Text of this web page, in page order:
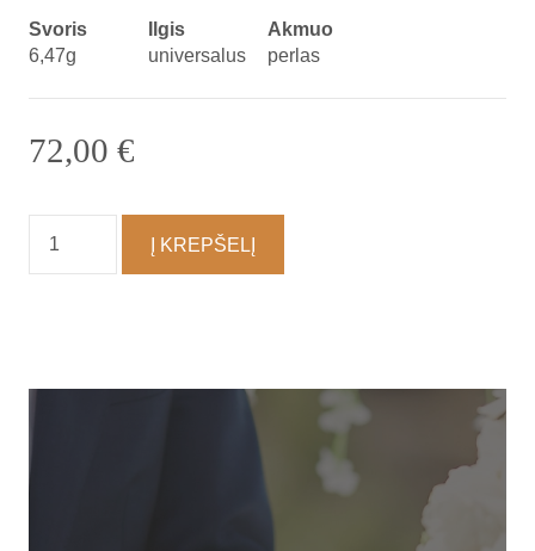
Svoris
6,47g
Ilgis
universalus
Akmuo
perlas
72,00 €
kiekis:
Apyrankė
Į KREPŠELĮ